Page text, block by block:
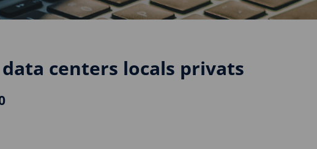
centers locals privats